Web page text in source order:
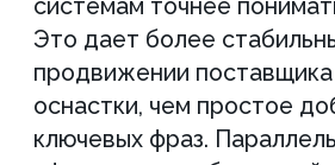
видимости по коммерческим
запросам. Сайт получил
дальнейшего развития:
расширение посадочных
страниц под отдельные
товарные направления, усиление